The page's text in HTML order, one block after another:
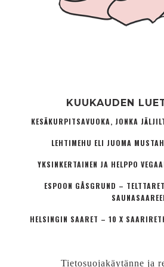
KUUKAUDEN
KESÄKURPITSAVUOKA, JONKA
LEHTIMEHU ELI JUOMA
YKSINKERTAINEN JA HELPPO
ESPOON GÅSGRUND –
HELSINGIN SAARET – 10 X
Tietosuojakäytänne ja